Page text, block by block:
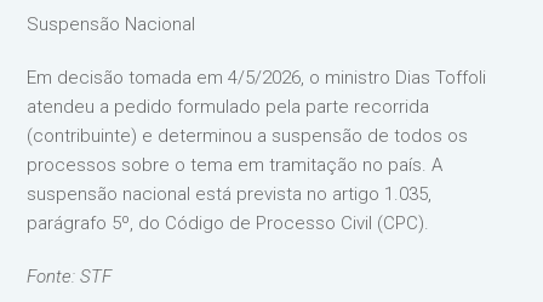
Suspensão Nacional
Em decisão tomada em 4/5/2026, o ministro Dias Toffoli
atendeu a pedido formulado pela parte recorrida
(contribuinte) e determinou a suspensão de todos os
processos sobre o tema em tramitação no país. A
suspensão nacional está prevista no artigo 1.035,
parágrafo 5º, do Código de Processo Civil (CPC).
Fonte: STF